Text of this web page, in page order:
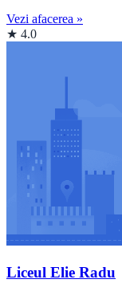
Vezi afacerea »
★ 4.0
Liceul Elie Radu